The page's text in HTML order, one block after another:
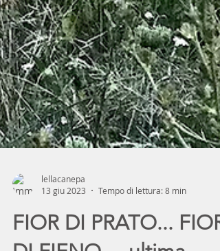
13 giu 2023
Tempo di lettura: 8 min